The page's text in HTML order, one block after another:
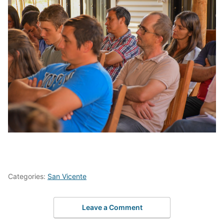
Categories: San Vicente
Leave a Comment